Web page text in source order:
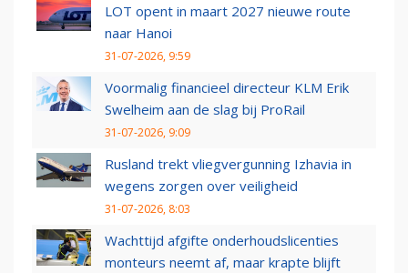
LOT opent in maart 2027 nieuwe route
naar Hanoi
31-07-2026, 9:59
Voormalig financieel directeur KLM Erik
Swelheim aan de slag bij ProRail
31-07-2026, 9:09
Rusland trekt vliegvergunning Izhavia in
wegens zorgen over veiligheid
31-07-2026, 8:03
Wachttijd afgifte onderhoudslicenties
monteurs neemt af, maar krapte blijft